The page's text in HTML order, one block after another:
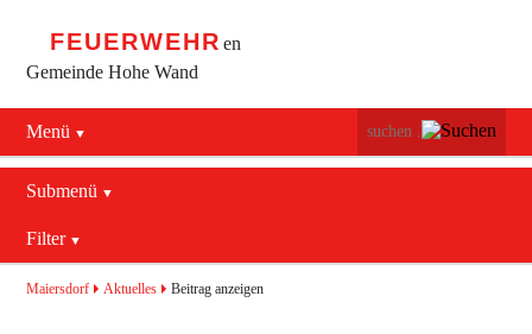
FEUERWEHR en
Gemeinde Hohe Wand
Menü
Navigation
überspringen
Submenü
überspringen
Aktuelles
Mannschaft
Filter
2016
Maiersdorf Aktuelles Beitrag anzeigen